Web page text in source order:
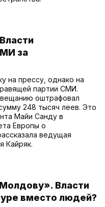
за
на прессу, однако на
партии СМИ.
оштрафовал
248 тысяч леев. Это
Майи Санду в
Европы о
ведущая
Кайряк.
Власти
вместо людей?